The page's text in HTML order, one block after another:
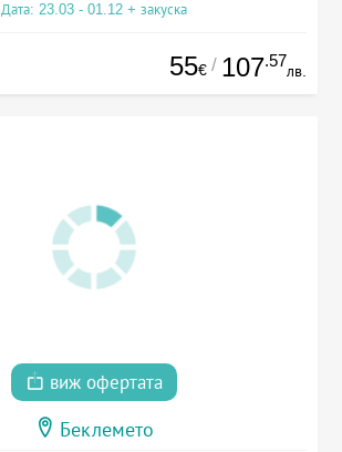
Дата: 23.03 - 01.12 + закуска
55€ / 107.57
лв.
виж офертата
Беклемето